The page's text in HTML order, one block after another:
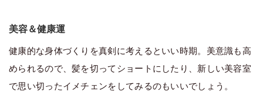
美容＆健康運
健康的な身体づくりを真剣に考えるといい時期。美意識も高
められるので、髪を切ってショートにしたり、新しい美容室
で思い切ったイメチェンをしてみるのもいいでしょう。